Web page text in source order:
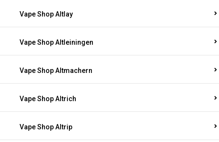
Vape Shop Altlay
Vape Shop Altleiningen
Vape Shop Altmachern
Vape Shop Altrich
Vape Shop Altrip